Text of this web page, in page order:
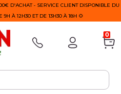
D'ACHAT - SERVICE CLIENT DISPONIBLE DU
À 12H30 ET DE 13H30 À 18H 🌻
0